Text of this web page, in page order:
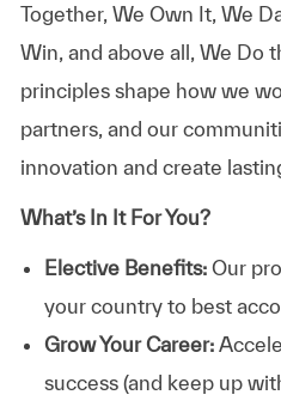
Together, We Own It, We
Win, and above all, We Do
principles shape how we
partners, and our
innovation and create
What’s In It For You?
Elective Benefits:Our
your country to best
Grow Your Career:
success (and keep up